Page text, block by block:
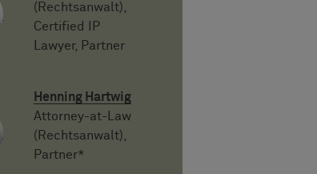
(Rechtsanwalt),
Certified IP
Lawyer, Partner
Henning Hartwig
Attorney-at-Law
(Rechtsanwalt),
Partner*